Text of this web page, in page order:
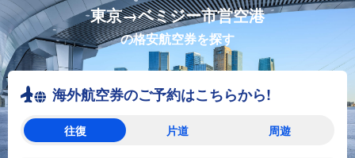
東京→ベミジー市営空港
の格安航空券を探す
海外航空券のご予約はこちらから!
往復 片道 周遊